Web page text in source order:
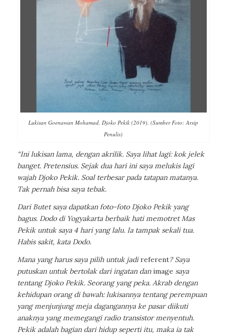
Lukisan Goenawan Mohamad, Djoko Pekik (2019). (Sumber Foto: Arsip
Penulis)
“Ini lukisan lama, dengan akrilik. Saya lihat lagi: kok jelek
banget. Pretensius. Sejak dua hari ini saya melukis lagi
wajah Djoko Pekik. Soal terbesar pada tatapan matanya.
Tak pernah bisa saya tebak.
Dari Butet saya dapatkan foto-foto Djoko Pekik yang
bagus. Dodo di Yogyakarta berbaik hati memotret Mas
Pekik untuk saya 4 hari yang lalu. Ia tampak sekali tua.
Habis sakit, kata Dodo.
Mana yang harus saya pilih untuk jadireferent? Saya
putuskan untuk bertolak dari ingatan danimage saya
tentang Djoko Pekik. Seorang yang peka. Akrab dengan
kehidupan orang di bawah: lukisannya tentang perempuan
yang menjunjung meja dagangannya ke pasar diikuti
anaknya yang memegangi radio transistor menyentuh.
Pekik adalah bagian dari hidup seperti itu, maka ia tak